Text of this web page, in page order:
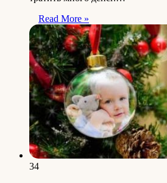
Read More »
34